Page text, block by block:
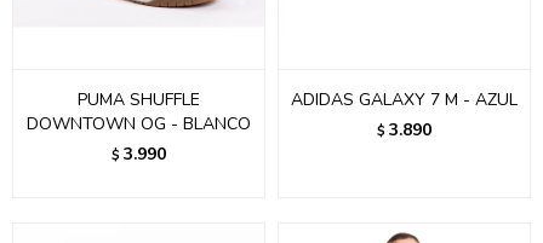
PUMA SHUFFLE
DOWNTOWN OG - BLANCO
$ 3.990
ADIDAS GALAXY 7 M - AZUL
$ 3.890